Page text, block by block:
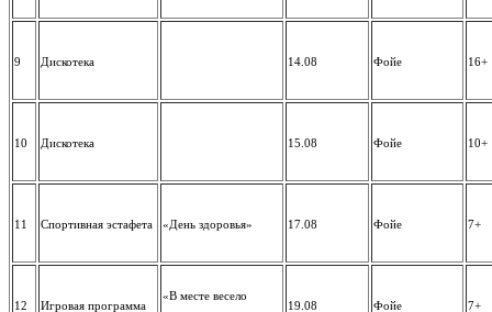
9 Дискотека 14.08 Фойе 16+
10 Дискотека 15.08 Фойе 10+
11 Спортивная эстафета «День здоровья» 17.08 Фойе 7+
12 Игровая программа
«В месте весело
19.08 Фойе 7+